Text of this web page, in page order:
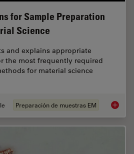
for Sample Preparation
Science
and explains appropriate
the most frequently required
for material science
Preparación de muestras EM